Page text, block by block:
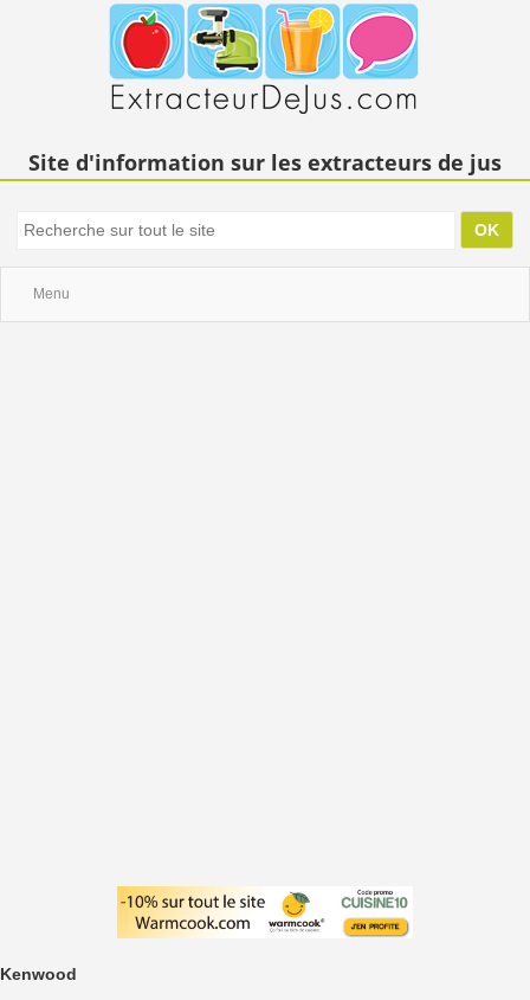
Site d'information sur les extracteurs de jus
Menu
Kenwood